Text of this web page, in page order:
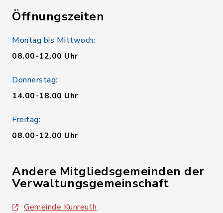
Öffnungszeiten
Montag bis Mittwoch:
08.00-12.00 Uhr
Donnerstag:
14.00-18.00 Uhr
Freitag:
08.00-12.00 Uhr
Andere Mitgliedsgemeinden der
Verwaltungsgemeinschaft
Gemeinde Kunreuth